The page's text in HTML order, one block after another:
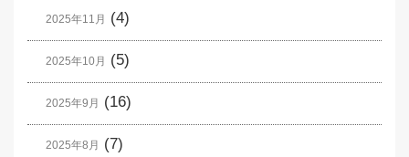
2025年11月 (4)
2025年10月 (5)
2025年9月 (16)
2025年8月 (7)